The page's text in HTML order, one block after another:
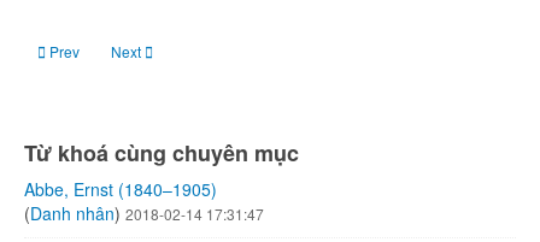
Previous article: Öpik (Opik), Ernst Julius (1893–1985)
Prev Next article: Abbott, Francis (1799–1883)
Next
Từ khoá cùng chuyên mục
Abbe, Ernst (1840–1905)
(Danh nhân) 2018-02-14 17:31:47